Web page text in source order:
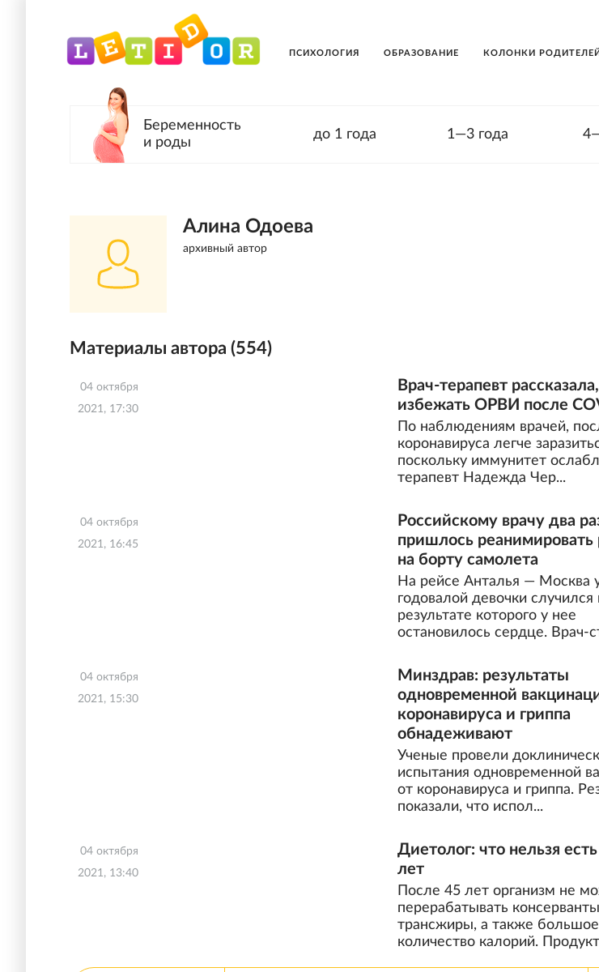
ПСИХОЛОГИЯ ОБРАЗОВАНИЕ КОЛОНКИ РОДИТЕЛЕЙ
Беременность
и роды
до 1 года 1—3 года
Алина Одоева
архивный автор
Материалы автора (554)
04 октября
2021, 17:30
Врач-терапевт
избежать ОРВИ после
По наблюдениям врачей,
коронавируса легче
поскольку иммунитет
терапевт Надежда Чер...
04 октября
2021, 16:45
Российскому врачу два
пришлось реанимировать
на борту самолета
На рейсе Анталья — Москва
годовалой девочки случился
результате которого у нее
остановилось сердце. Врач-
04 октября
2021, 15:30
Минздрав: результаты
одновременной
коронавируса и гриппа
обнадеживают
Ученые провели
испытания одновременной
от коронавируса и гриппа.
показали, что испол...
04 октября
2021, 13:40
Диетолог: что нельзя
лет
После 45 лет организм не
перерабатывать
трансжиры, а также большое
количество калорий.